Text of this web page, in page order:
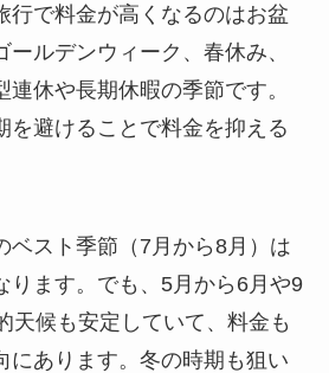
行で料金が高くなるのはお盆
ルデンウィーク、春休み、
休や長期休暇の季節です。
を避けることで料金を抑える
ベスト季節（7月から8月）は
ります。でも、5月から6月や9
天候も安定していて、料金も
にあります。冬の時期も狙い